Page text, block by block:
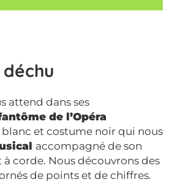
attend dans ses
de l’Opéra
blanc et costume noir qui nous
accompagné de son
corde. Nous découvrons des
de points et de chiffres.